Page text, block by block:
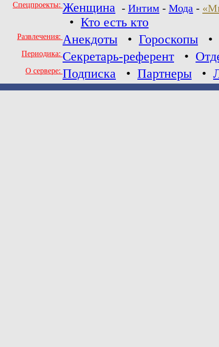
Спецпроекты: Женщина - Интим - Мода -
• Кто есть кто
Развлечения: Анекдоты • Гороскопы •
Периодика: Секретарь-референт •
О сервере: Подписка • Партнеры •